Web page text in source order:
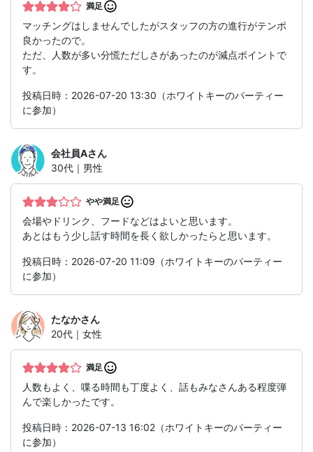
満足
マッチングはしませんでしたがスタッフの方の進行がテンポ
良かったので。
ただ、人数が多い分慌ただしさがあったのが減点ポイントで
す。
投稿日時：2026-07-20 13:30（ホワイトキーのパーティー
に参加）
会社員Aさん
30代｜男性
やや満足
会場やドリンク、フードなどはよいと思います。
あとはもう少し話す時間を長く欲しかったらと思います。
投稿日時：2026-07-20 11:09（ホワイトキーのパーティー
に参加）
たなかさん
20代｜女性
満足
人数もよく、喋る時間も丁度よく、話もみなさんある程度弾
んで楽しかったです。
投稿日時：2026-07-13 16:02（ホワイトキーのパーティー
に参加）